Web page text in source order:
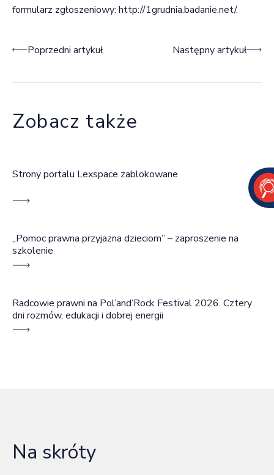
formularz zgłoszeniowy: http://1grudnia.badanie.net/.
Nawigacja wpisu
Poprzedni artykuł Następny artykuł
Zobacz także
Strony portalu Lexspace zablokowane
„Pomoc prawna przyjazna dzieciom” – zaproszenie na
szkolenie
Radcowie prawni na Pol’and’Rock Festival 2026. Cztery
dni rozmów, edukacji i dobrej energii
Na skróty